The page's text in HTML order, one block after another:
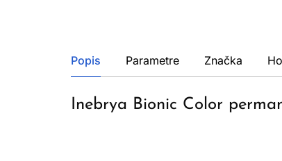
Popis Parametre Značka
Inebrya Bionic Color